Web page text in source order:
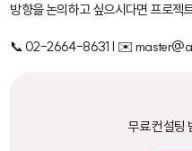
방향을 논의하고 싶으시다면 프로젝
📞 02-2664-8631 | ✉️
무료 컨설팅